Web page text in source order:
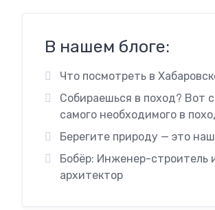
В нашем блоге:
Что посмотреть в
Собираешься в поход? Вот
самого необходимого в
Берегите природу — это
Бобёр: Инженер-строитель
архитектор